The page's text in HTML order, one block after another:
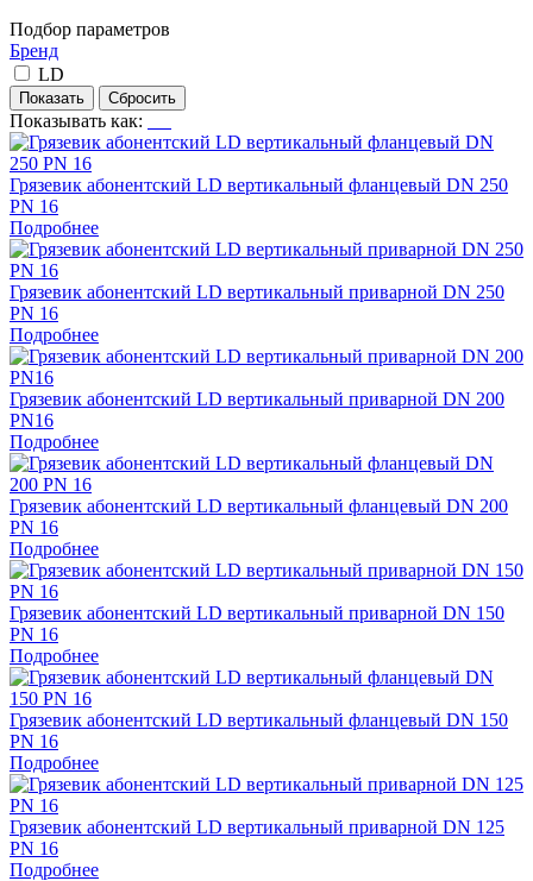
Подбор параметров
Бренд
LD
Показывать как:
Грязевик абонентский LD вертикальный фланцевый DN 250
PN 16
Подробнее
Грязевик абонентский LD вертикальный приварной DN 250
PN 16
Подробнее
Грязевик абонентский LD вертикальный приварной DN 200
PN16
Подробнее
Грязевик абонентский LD вертикальный фланцевый DN 200
PN 16
Подробнее
Грязевик абонентский LD вертикальный приварной DN 150
PN 16
Подробнее
Грязевик абонентский LD вертикальный фланцевый DN 150
PN 16
Подробнее
Грязевик абонентский LD вертикальный приварной DN 125
PN 16
Подробнее